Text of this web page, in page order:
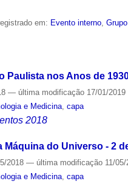
em: Evento interno ,
Paulista nos Anos de
— última modificação 17/01/
e Medicina,capa
2018
do Universo - 2
2018— última modificação 11/
e Medicina ,capa